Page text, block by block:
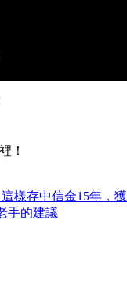
！
樣存中信金15年，
手的建議